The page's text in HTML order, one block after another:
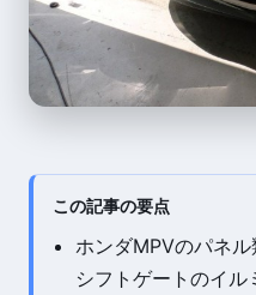
この記事の要点
ホンダMPVのパネル
シフトゲートのイ